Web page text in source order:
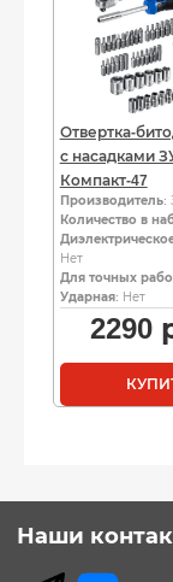
Отвертка-
с насадками
Компакт-47
Производитель:
Количество в
Нет
Для точных
Ударная: Нет
2290
Наши